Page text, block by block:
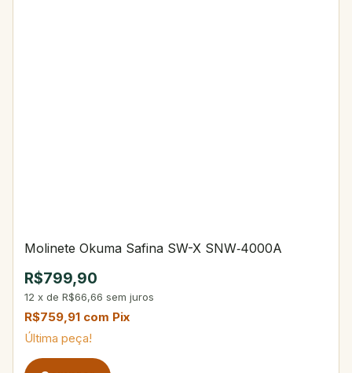
Molinete Okuma Safina SW-X SNW‑4000A
R$799,90
12 x de R$66,66 sem juros
R$759,91 com Pix
Última peça!